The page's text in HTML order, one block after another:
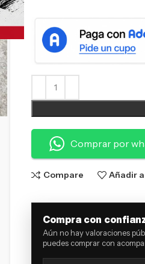
Comprar por
Compare Añadir
Compra con
Aún no hay valoraciones
puedes comprar con